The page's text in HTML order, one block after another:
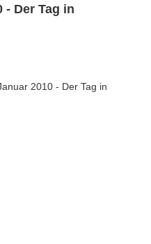
- Der Tag in